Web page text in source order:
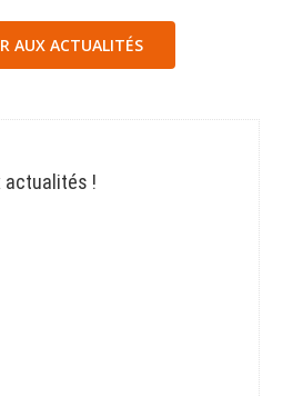
AUX ACTUALITÉS
actualités !